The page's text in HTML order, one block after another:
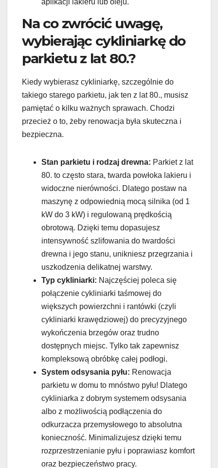
Na co zwrócić uwagę,
wybierając cykliniarkę do
parkietu z lat 80.?
Kiedy wybierasz cykliniarkę, szczególnie do
takiego starego parkietu, jak ten z lat 80., musisz
pamiętać o kilku ważnych sprawach. Chodzi
przecież o to, żeby renowacja była skuteczna i
bezpieczna.
Stan parkietu i rodzaj drewna: Parkiet z lat
80. to często stara, twarda powłoka lakieru i
widoczne nierówności. Dlatego postaw na
maszynę z odpowiednią mocą silnika (od 1
kW do 3 kW) i regulowaną prędkością
obrotową. Dzięki temu dopasujesz
intensywność szlifowania do twardości
drewna i jego stanu, unikniesz przegrzania i
uszkodzenia delikatnej warstwy.
Typ cykliniarki: Najczęściej poleca się
połączenie cykliniarki taśmowej do
większych powierzchni i rantówki (czyli
cykliniarki krawędziowej) do precyzyjnego
wykończenia brzegów oraz trudno
dostępnych miejsc. Tylko tak zapewnisz
kompleksową obróbkę całej podłogi.
System odsysania pyłu: Renowacja
parkietu w domu to mnóstwo pyłu! Dlatego
cykliniarka z dobrym systemem odsysania
albo z możliwością podłączenia do
odkurzacza przemysłowego to absolutna
konieczność. Minimalizujesz dzięki temu
rozprzestrzenianie pyłu i poprawiasz komfort
oraz bezpieczeństwo pracy.